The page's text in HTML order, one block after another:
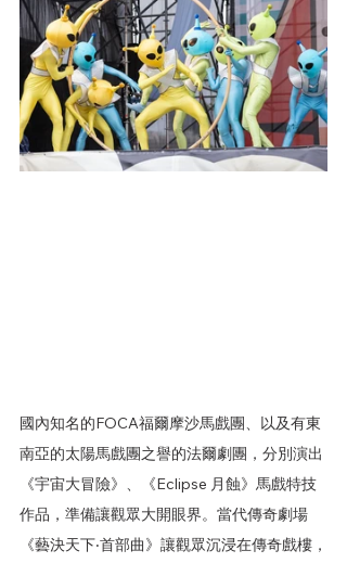
國內知名的FOCA福爾摩沙馬戲團、以及有東
南亞的太陽馬戲團之譽的法爾劇團，分別演出
《宇宙大冒險》、《Eclipse 月蝕》馬戲特技
作品，準備讓觀眾大開眼界。當代傳奇劇場
《藝決天下‧首部曲》讓觀眾沉浸在傳奇戲樓，